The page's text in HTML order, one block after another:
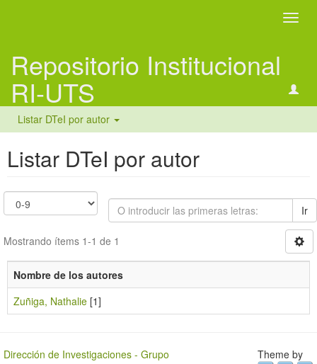
Repositorio Institucional
RI-UTS
Listar DTeI por autor
Listar DTeI por autor
Ir
Mostrando ítems 1-1 de 1
Nombre de los autores
Zuñiga, Nathalie [1]
Dirección de Investigaciones - Grupo
Theme by